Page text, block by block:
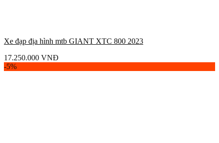
Xe đạp địa hình mtb GIANT XTC 800 2023
17.250.000 VNĐ
-5%